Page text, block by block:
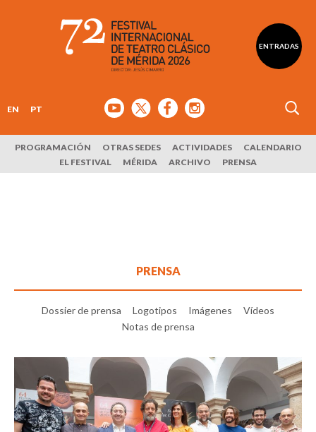
ENTRADAS
EN PT
PROGRAMACIÓN OTRAS SEDES ACTIVIDADES
CALENDARIO
EL FESTIVAL
MÉRIDA ARCHIVO PRENSA
PRENSA
Dossier de prensa Logotipos Imágenes
Vídeos
Notas de prensa